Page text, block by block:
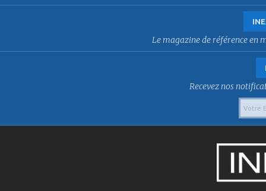
Le magazine de référence en
Recevez nos